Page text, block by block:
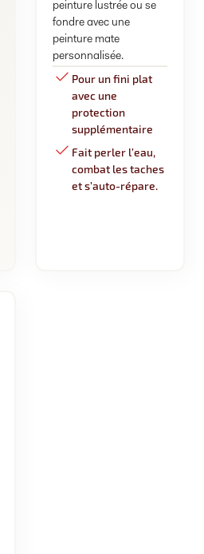
peinture lustrée ou se
fondre avec une
peinture mate
personnalisée.
Pour un fini plat
avec une
protection
supplémentaire
Fait perler l’eau,
combat les taches
et s’auto-répare.